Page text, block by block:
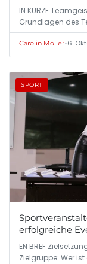
IN KÜRZE
Grundlagen des
Carolin Möller•6.
SPORT
erfolgreiche
EN BREF
Zielgruppe: Wer